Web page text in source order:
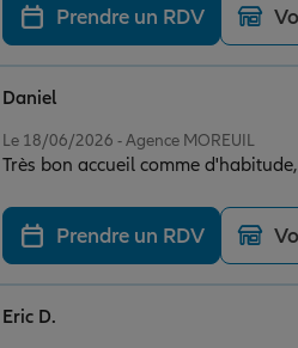
Prendre un RDV
Le 18/06/2026 - Agence MOREUIL
Très bon accueil comme
Daniel
Prendre un RDV
Eric D.